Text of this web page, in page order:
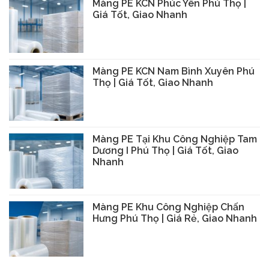
Màng PE KCN Phúc Yên Phú Thọ |
Giá Tốt, Giao Nhanh
Màng PE KCN Nam Bình Xuyên Phú
Thọ | Giá Tốt, Giao Nhanh
Màng PE Tại Khu Công Nghiệp Tam
Dương I Phú Thọ | Giá Tốt, Giao
Nhanh
Màng PE Khu Công Nghiệp Chấn
Hưng Phú Thọ | Giá Rẻ, Giao Nhanh